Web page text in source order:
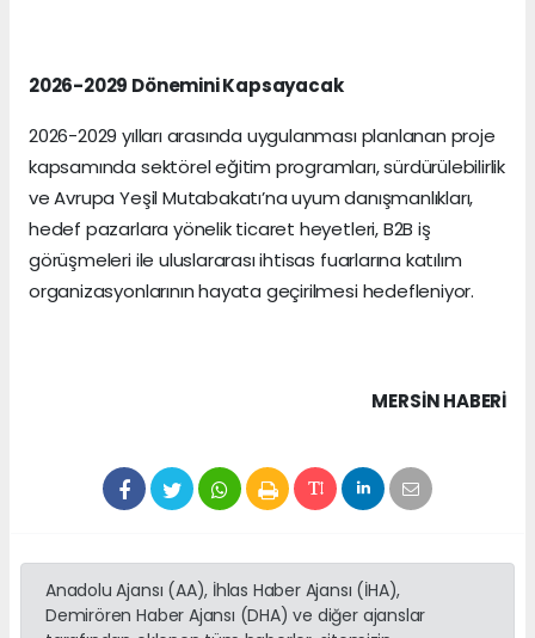
2026-2029 Dönemini Kapsayacak
2026-2029 yılları arasında uygulanması planlanan proje
kapsamında sektörel eğitim programları, sürdürülebilirlik
ve Avrupa Yeşil Mutabakatı’na uyum danışmanlıkları,
hedef pazarlara yönelik ticaret heyetleri, B2B iş
görüşmeleri ile uluslararası ihtisas fuarlarına katılım
organizasyonlarının hayata geçirilmesi hedefleniyor.
MERSIN HABERİ
Anadolu Ajansı (AA), İhlas Haber Ajansı (İHA),
Demirören Haber Ajansı (DHA) ve diğer ajanslar